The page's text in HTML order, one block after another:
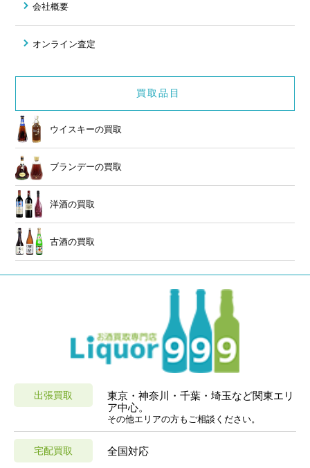
会社概要
オンライン査定
買取品目
ウイスキーの買取
ブランデーの買取
洋酒の買取
古酒の買取
出張買取
東京・神奈川・千葉・埼玉など関東エリ
ア中心。
その他エリアの方もご相談ください。
宅配買取 全国対応